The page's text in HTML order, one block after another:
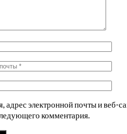
адрес электронной почты и веб-
комментария.